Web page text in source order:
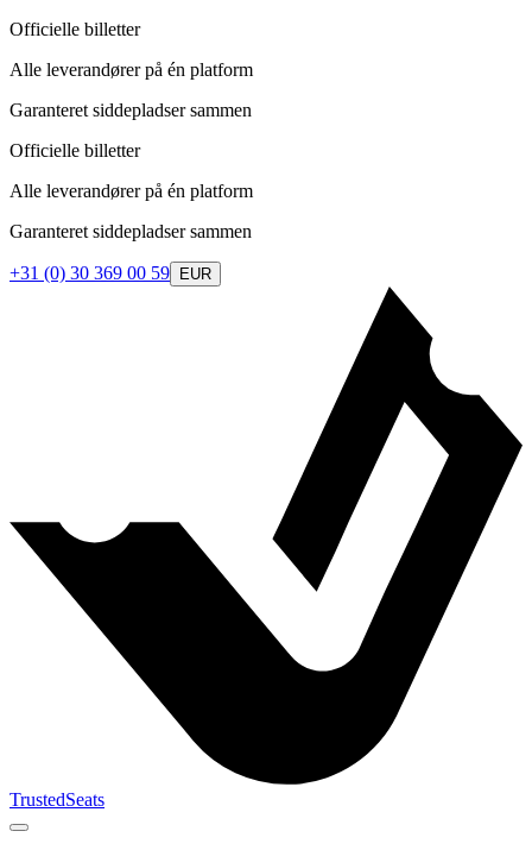
Officielle billetter
Alle leverandører på én platform
Garanteret siddepladser sammen
Officielle billetter
Alle leverandører på én platform
Garanteret siddepladser sammen
+31 (0) 30 369 00 59 EUR
TrustedSeats